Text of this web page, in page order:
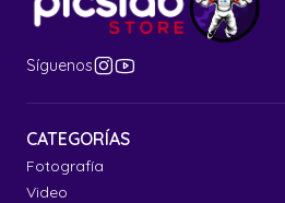
Síguenos
CATEGORÍAS
Fotografía
Video